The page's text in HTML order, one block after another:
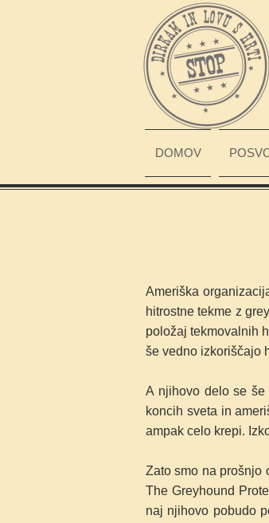
DOMOV
Ameriška
hitrostne tekme z
položaj tekmovalnih
še vedno izkoriščajo
A njihovo delo se
koncih sveta in
ampak celo krepi.
Zato smo na prošnjo
The Greyhound
naj njihovo pobudo